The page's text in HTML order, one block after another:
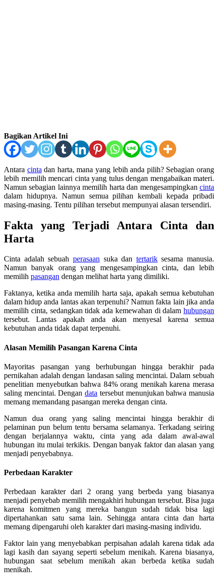
Bagikan Artikel Ini
Antara cinta dan harta, mana yang lebih anda pilih? Sebagian orang
lebih memilih mencari cinta yang tulus dengan mengabaikan materi.
Namun sebagian lainnya memilih harta dan mengesampingkan cinta
dalam hidupnya. Namun semua pilihan kembali kepada pribadi
masing-masing. Tentu pilihan tersebut mempunyai alasan tersendiri.
Fakta yang Terjadi Antara Cinta dan
Harta
Cinta adalah sebuah perasaansuka dan tertariksesama manusia.
Namun banyak orang yang mengesampingkan cinta, dan lebih
memilih pasangan dengan melihat harta yang dimiliki.
Faktanya, ketika anda memilih harta saja, apakah semua kebutuhan
dalam hidup anda lantas akan terpenuhi? Namun fakta lain jika anda
memilih cinta, sedangkan tidak ada kemewahan di dalam hubungan
tersebut. Lantas apakah anda akan menyesal karena semua
kebutuhan anda tidak dapat terpenuhi.
Alasan Memilih Pasangan Karena Cinta
Mayoritas pasangan yang berhubungan hingga berakhir pada
pernikahan adalah dengan landasan saling mencintai. Dalam sebuah
penelitian menyebutkan bahwa 84% orang menikah karena merasa
saling mencintai. Dengandata tersebut menunjukan bahwa manusia
memang memandang pasangan mereka dengan cinta.
Namun dua orang yang saling mencintai hingga berakhir di
pelaminan pun belum tentu bersama selamanya. Terkadang seiring
dengan berjalannya waktu, cinta yang ada dalam awal-awal
hubungan itu mulai terkikis. Dengan banyak faktor dan alasan yang
menjadi penyebabnya.
Perbedaan Karakter
Perbedaan karakter dari 2 orang yang berbeda yang biasanya
menjadi penyebab memilih mengakhiri hubungan tersebut. Bisa juga
karena komitmen yang mereka bangun sudah tidak bisa lagi
dipertahankan satu sama lain. Sehingga antara cinta dan harta
memang dipengaruhi oleh karakter dari masing-masing individu.
Faktor lain yang menyebabkan perpisahan adalah karena tidak ada
lagi kasih dan sayang seperti sebelum menikah. Karena biasanya,
hubungan saat sebelum menikah akan berbeda ketika sudah
menikah.